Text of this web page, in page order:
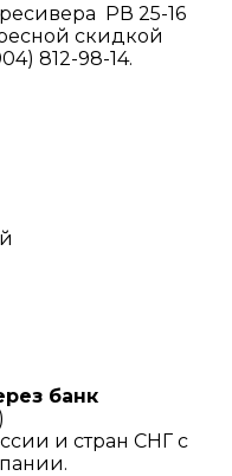
РВ 25-16
скидкой
812-98-14.
банк
и стран СНГ с